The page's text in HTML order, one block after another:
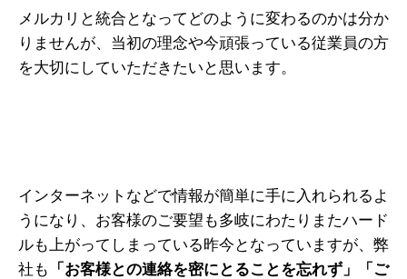
メルカリと統合となってどのように変わるのかは分か
りませんが、当初の理念や今頑張っている従業員の方
を大切にしていただきたいと思います。
インターネットなどで情報が簡単に手に入れられるよ
うになり、お客様のご要望も多岐にわたりまたハード
ルも上がってしまっている昨今となっていますが、弊
社も
「お客様との連絡を密にとることを忘れず」「ご